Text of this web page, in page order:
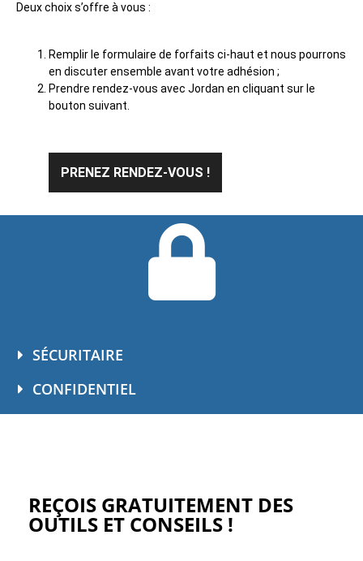
Deux choix s’offre à vous :
Remplir le formulaire de forfaits ci-haut et nous pourrons
en discuter ensemble avant votre adhésion ;
Prendre rendez-vous avec Jordan en cliquant sur le
bouton suivant.
PRENEZ RENDEZ-VOUS !
SÉCURITAIRE
CONFIDENTIEL
REÇOIS GRATUITEMENT DES
OUTILS ET CONSEILS !